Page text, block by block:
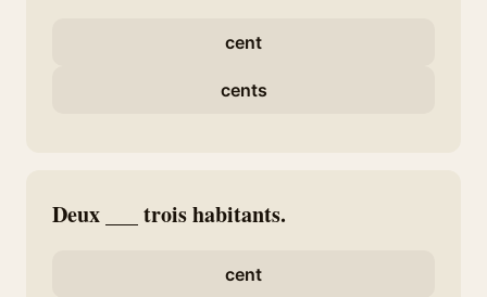
cent
cents
Deux ___ trois habitants.
cent